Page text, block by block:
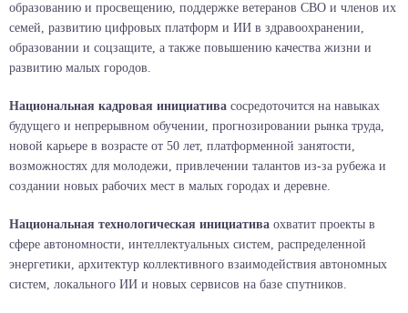
образованию и просвещению, поддержке ветеранов СВО и членов их
семей, развитию цифровых платформ и ИИ в здравоохранении,
образовании и соцзащите, а также повышению качества жизни и
развитию малых городов.
Национальная кадровая инициатива сосредоточится на навыках
будущего и непрерывном обучении, прогнозировании рынка труда,
новой карьере в возрасте от 50 лет, платформенной занятости,
возможностях для молодежи, привлечении талантов из-за рубежа и
создании новых рабочих мест в малых городах и деревне.
Национальная технологическая инициатива охватит проекты в
сфере автономности, интеллектуальных систем, распределенной
энергетики, архитектур коллективного взаимодействия автономных
систем, локального ИИ и новых сервисов на базе спутников.